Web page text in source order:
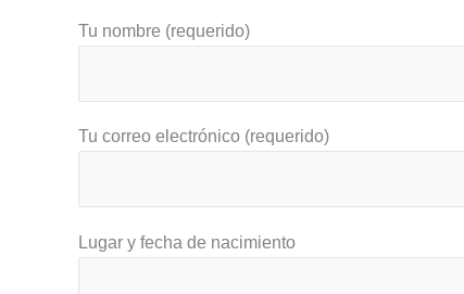
Tu nombre (requerido)
Tu correo electrónico (requerido)
Lugar y fecha de nacimiento